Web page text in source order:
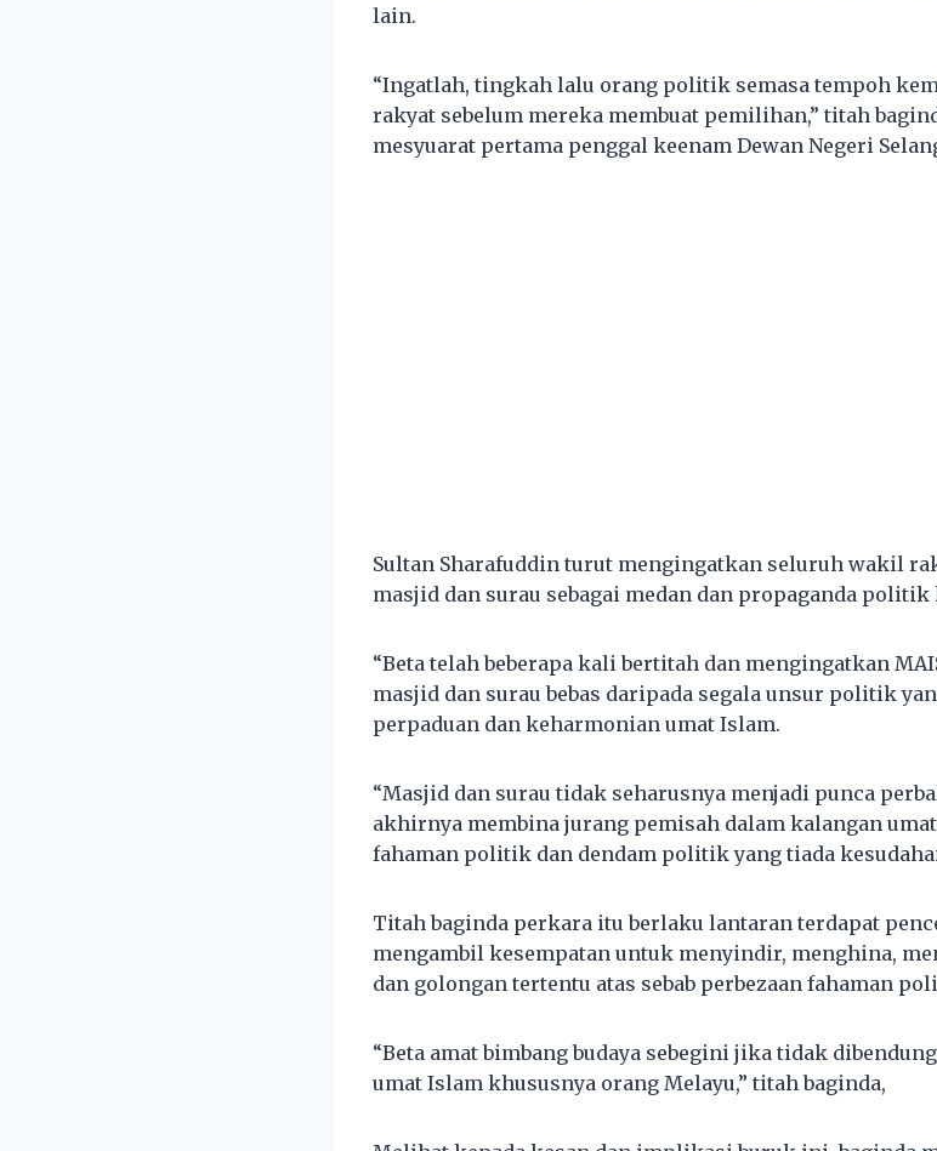
lain.
“Ingatlah, tingkah lalu orang politik semasa tempoh
rakyat sebelum mereka membuat pemilihan,” titah
mesyuarat pertama penggal keenam Dewan Negeri
Sultan Sharafuddin turut mengingatkan seluruh wakil
masjid dan surau sebagai medan dan propaganda
“Beta telah beberapa kali bertitah dan mengingatkan
masjid dan surau bebas daripada segala unsur politik
perpaduan dan keharmonian umat Islam.
“Masjid dan surau tidak seharusnya menjadi punca
akhirnya membina jurang pemisah dalam kalangan
fahaman politik dan dendam politik yang tiada
Titah baginda perkara itu berlaku lantaran terdapat
mengambil kesempatan untuk menyindir, menghina,
dan golongan tertentu atas sebab perbezaan fahaman
“Beta amat bimbang budaya sebegini jika tidak
umat Islam khususnya orang Melayu,” titah baginda,